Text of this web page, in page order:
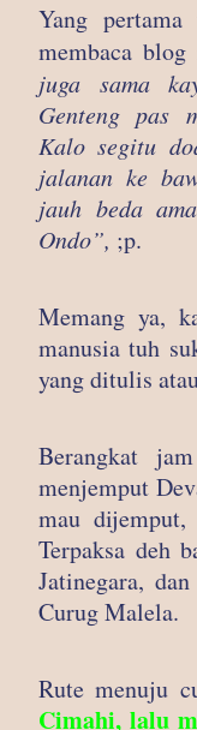
Yang
membaca
juga sama
Genteng pas
Kalo segitu
jalanan ke
jauh beda
Ondo”, ;p.
Memang ya,
manusia tuh
yang ditulis
Berangkat
menjemput
mau
Terpaksa deh
Jatinegara,
Curug Malela.
Rute menuju
Cimahi, lalu